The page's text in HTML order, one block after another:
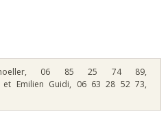
06 85 25 74 89,
et Emilien Guidi, 06 63 28 52 73,